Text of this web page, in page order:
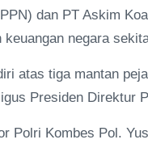
dan PT Askim
negara
atas tiga mantan
Presiden Direktur
Polri Kombes Pol.